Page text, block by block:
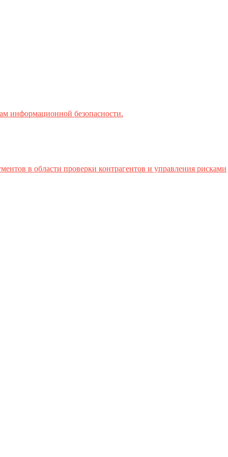
информационной безопасности.
в области проверки контрагентов и управления рисками